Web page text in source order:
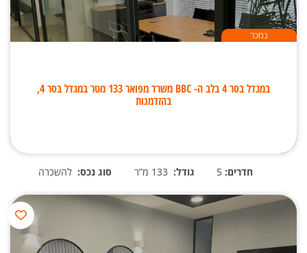
נמכר
במגדל בסר 4 בלב ה- BBC משרד מפואר 133 מטר במגדל בסר 4,
בהזדמנות
חדרים: גודל: סוג נכס: להשכרה